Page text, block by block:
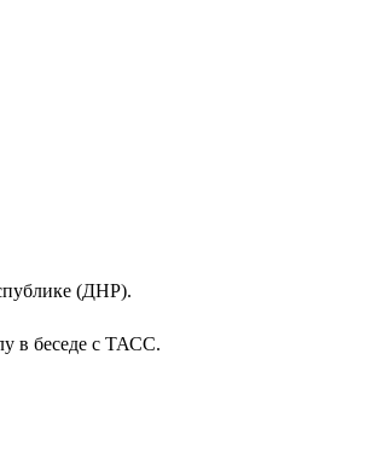
(ДНР).
в беседе с ТАСС.